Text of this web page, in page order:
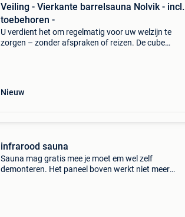
Veiling - Vierkante barrelsauna Nolvik - incl.
toebehoren -
U verdient het om regelmatig voor uw welzijn te
zorgen – zonder afspraken of reizen. De cube
Nieuw
infrarood sauna
Sauna mag gratis mee je moet em wel zelf
demonteren. Het paneel boven werkt niet meer